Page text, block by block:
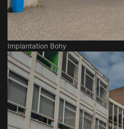
Implantation Bohy